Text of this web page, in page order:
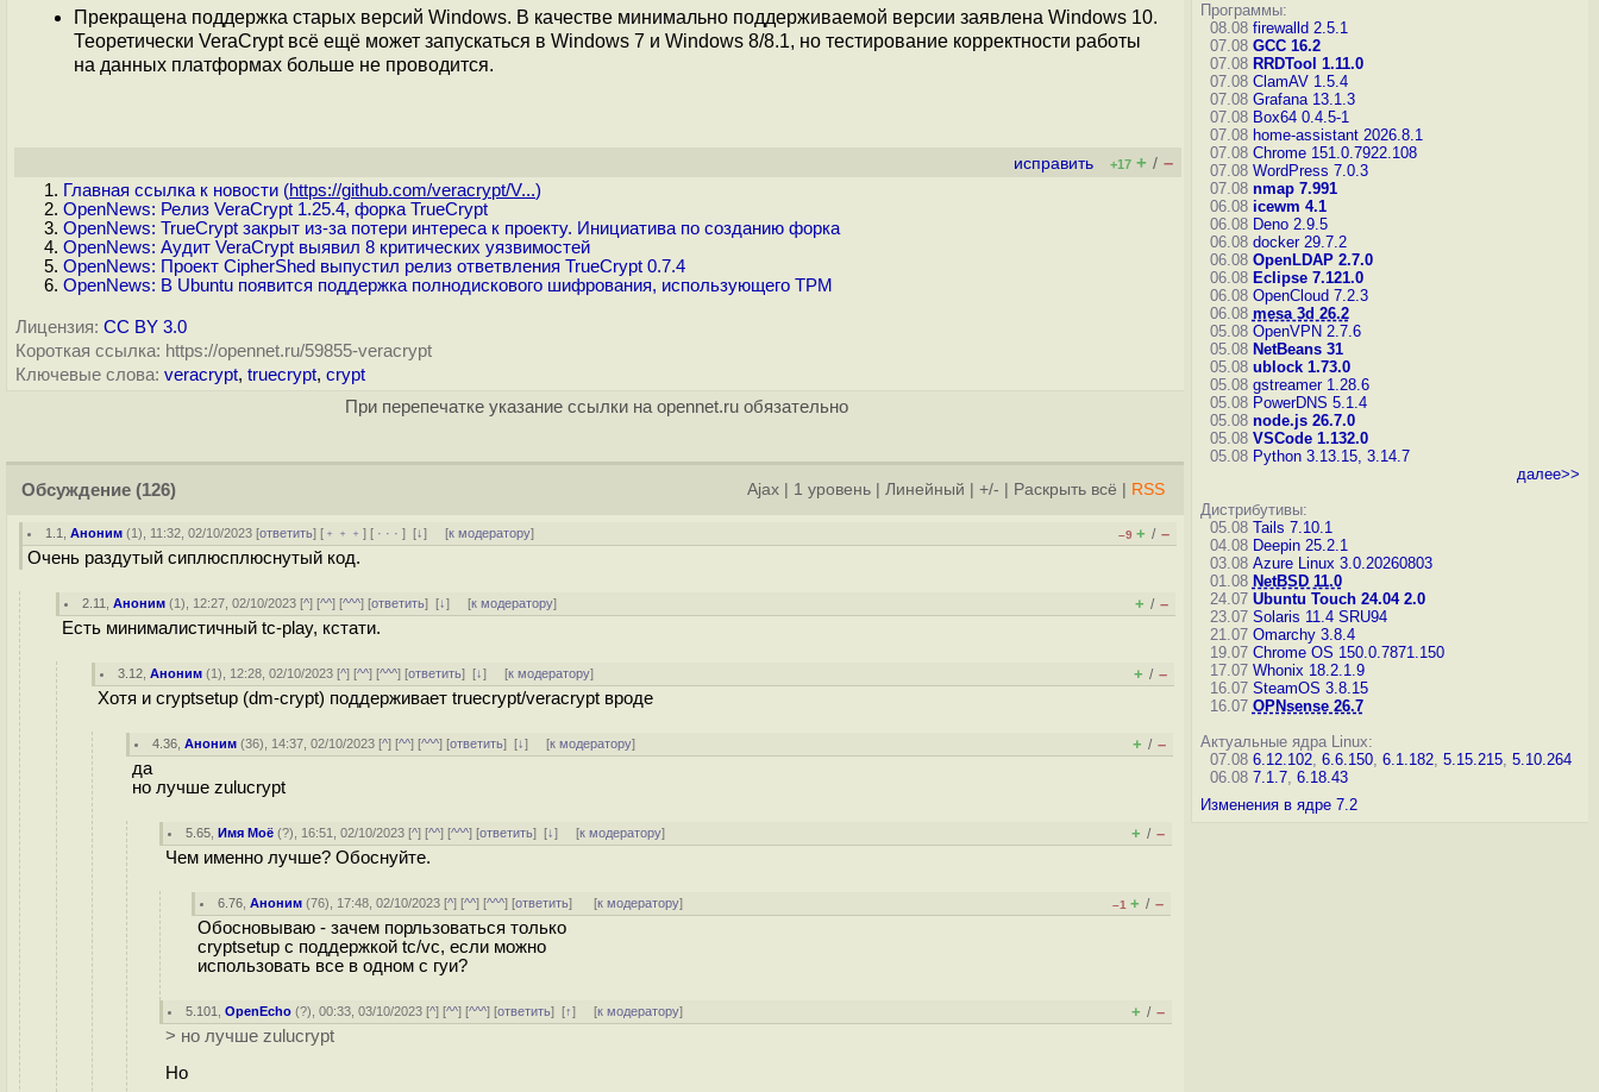
Прекращена поддержка старых версий Windows. В качестве минимально поддерживаемой версии заявлена Windows 10.
Теоретически VeraCrypt всё ещё может запускаться в Windows 7 и Windows 8/8.1, но тестирование корректности работы
на данных платформах больше не проводится.
исправить +17 + / –
Главная ссылка к новости (https://github.com/veracrypt/V...)
OpenNews: Релиз VeraCrypt 1.25.4, форка TrueCrypt
OpenNews: TrueCrypt закрыт из-за потери интереса к проекту. Инициатива по созданию форка
OpenNews: Аудит VeraCrypt выявил 8 критических уязвимостей
OpenNews: Проект CipherShed выпустил релиз ответвления TrueCrypt 0.7.4
OpenNews: В Ubuntu появится поддержка полнодискового шифрования, использующего TPM
Лицензия: CC BY 3.0
Короткая ссылка: https://opennet.ru/59855-veracrypt
Ключевые слова: veracrypt, truecrypt, crypt
При перепечатке указание ссылки на opennet.ru обязательно
Обсуждение (126) Ajax 1 уровень Линейный +/- Раскрыть всё RSS
1.1 ,Аноним (1), 11:32, 02/10/2023 [ответить] [ ﹢﹢﹢] [ · · ·][↓] [к модератору] –9 + / –
Очень раздутый сиплюсплюснутый код.
2.11 ,Аноним (1), 12:27, 02/10/2023 [^] [^^] [^^^] [ответить][↓] [к модератору] + / –
Есть минималистичный tc-play, кстати.
3.12 ,Аноним (1), 12:28, 02/10/2023 [^] [^^] [^^^] [ответить][↓] [к модератору] + / –
Хотя и cryptsetup (dm-crypt) поддерживает truecrypt/veracrypt вроде
4.36 ,Аноним (36), 14:37, 02/10/2023 [^] [^^] [^^^] [ответить][↓] [к модератору] + / –
да
но лучше zulucrypt
5.65 ,Имя Моё (?), 16:51, 02/10/2023 [^] [^^] [^^^] [ответить][↓] [к модератору] + / –
Чем именно лучше? Обоснуйте.
6.76 ,Аноним (76), 17:48, 02/10/2023 [^] [^^] [^^^] [ответить] [к модератору] –1 + / –
Обосновываю - зачем порльзоваться только
cryptsetup с поддержкой tc/vc, если можно
использовать все в одном с гуи?
5.101 ,OpenEcho (?), 00:33, 03/10/2023 [^] [^^] [^^^] [ответить][↑] [к модератору] + / –
> но лучше zulucrypt
Но
Программы:
08.08 firewalld 2.5.1
07.08 GCC 16.2
07.08 RRDTool 1.11.0
07.08 ClamAV 1.5.4
07.08 Grafana 13.1.3
07.08 Box64 0.4.5-1
07.08 home-assistant 2026.8.1
07.08 Chrome 151.0.7922.108
07.08 WordPress 7.0.3
07.08 nmap 7.991
06.08 icewm 4.1
06.08 Deno 2.9.5
06.08 docker 29.7.2
06.08 OpenLDAP 2.7.0
06.08 Eclipse 7.121.0
06.08 OpenCloud 7.2.3
06.08 mesa 3d 26.2
05.08 OpenVPN 2.7.6
05.08 NetBeans 31
05.08 ublock 1.73.0
05.08 gstreamer 1.28.6
05.08 PowerDNS 5.1.4
05.08 node.js 26.7.0
05.08 VSCode 1.132.0
05.08 Python 3.13.15, 3.14.7
далее>>
Дистрибутивы:
05.08 Tails 7.10.1
04.08 Deepin 25.2.1
03.08 Azure Linux 3.0.20260803
01.08 NetBSD 11.0
24.07 Ubuntu Touch 24.04 2.0
23.07 Solaris 11.4 SRU94
21.07 Omarchy 3.8.4
19.07 Chrome OS 150.0.7871.150
17.07 Whonix 18.2.1.9
16.07 SteamOS 3.8.15
16.07 OPNsense 26.7
Актуальные ядра Linux:
07.08 6.12.102, 6.6.150, 6.1.182, 5.15.215, 5.10.264
06.08 7.1.7, 6.18.43
Изменения в ядре 7.2